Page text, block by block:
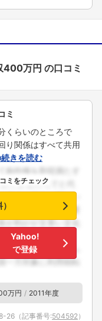
400万円 の口コミ
ミ
くらいのところで
り関係はすべて共用
きを読む
ミをチェック
Yahoo!
で登録
万円 2011年度
26 （記事番号:504592 ）